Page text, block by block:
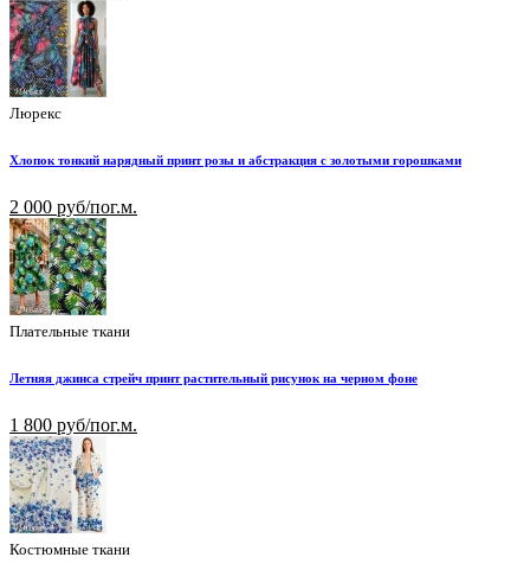
Люрекс
Хлопок тонкий нарядный принт розы и абстракция с золотыми горошками
2 000 руб/пог.м.
Плательные ткани
Летняя джинса стрейч принт растительный рисунок на черном фоне
1 800 руб/пог.м.
Костюмные ткани